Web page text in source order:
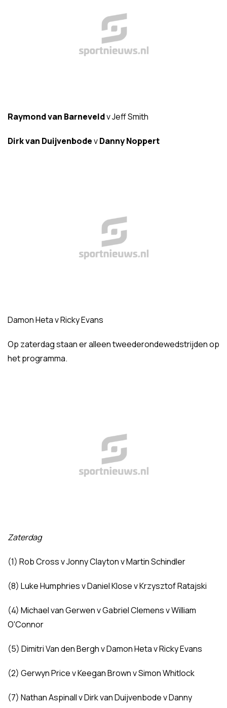
Raymond van Barneveldv Jeff Smith
Dirk van DuijvenbodevDanny Noppert
Damon Heta v Ricky Evans
Op zaterdag staan er alleen tweederondewedstrijden op
het programma.
Zaterdag
(1) Rob Cross v Jonny Clayton v Martin Schindler
(8) Luke Humphries v Daniel Klose v Krzysztof Ratajski
(4) Michael van Gerwen v Gabriel Clemens v William
O'Connor
(5) Dimitri Van den Bergh v Damon Heta v Ricky Evans
(2) Gerwyn Price v Keegan Brown v Simon Whitlock
(7) Nathan Aspinall v Dirk van Duijvenbode v Danny